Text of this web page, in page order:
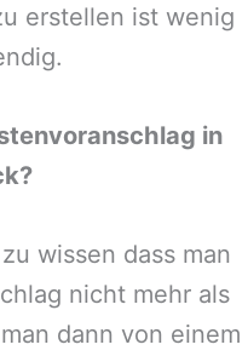
erstellen ist wenig
in
?
wissen dass man
nicht mehr als
dann von einem